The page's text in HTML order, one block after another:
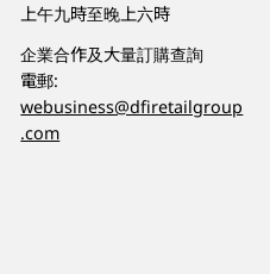
上午九時至晚上六時
企業合作及大量訂購查詢
電郵:
webusiness@dfiretailgroup
.com